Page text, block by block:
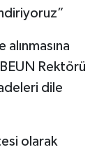
Rektörü
dile
olarak